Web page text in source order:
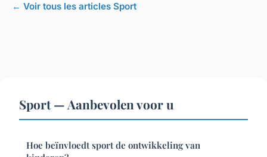
← Voir tous les articles Sport
Sport — Aanbevolen voor u
Hoe beïnvloedt sport de ontwikkeling van